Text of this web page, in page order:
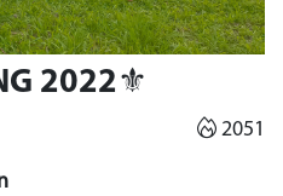
2022⚜️
2051